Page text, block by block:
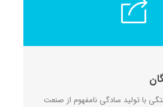
با تولید سادگی نامفهوم از صنعت